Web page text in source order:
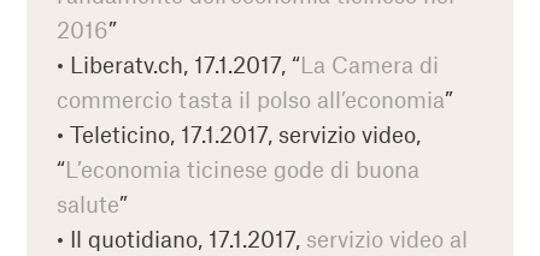
2016”
• Liberatv.ch, 17.1.2017, “La Camera di
commercio tasta il polso all’economia”
• Teleticino, 17.1.2017, servizio video,
“L’economia ticinese gode di buona
salute”
• Il quotidiano, 17.1.2017, servizio video al